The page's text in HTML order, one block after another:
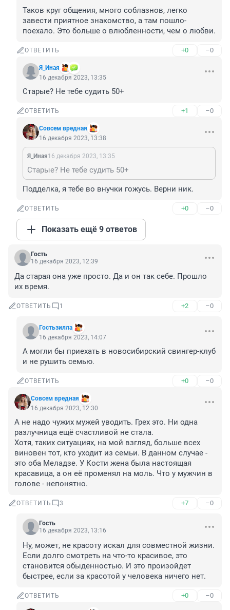
Таков круг общения, много соблазнов, легко
завести приятное знакомство, а там пошло-
поехало. Это больше о влюбленности, чем о любви.
ОТВЕТИТЬ +0 –0
Я_Иная
16 декабря 2023, 13:35
Старые? Не тебе судить 50+
ОТВЕТИТЬ +1 –0
Совсем вредная
16 декабря 2023, 13:38
Я_Иная16 декабря 2023, 13:35
Старые? Не тебе судить 50+
Подделка, я тебе во внучки гожусь. Верни ник.
ОТВЕТИТЬ +0 –0
Показать ещё 9 ответов
Гость
16 декабря 2023, 12:39
Да старая она уже просто. Да и он так себе. Прошло
их время.
ОТВЕТИТЬ 1 +2 –0
Гостьзилла
16 декабря 2023, 14:07
А могли бы приехать в новосибирский свингер-клуб
и не рушить семью.
ОТВЕТИТЬ +0 –0
Совсем вредная
16 декабря 2023, 12:30
А не надо чужих мужей уводить. Грех это. Ни одна
разлучница ещё счастливой не стала.
Хотя, таких ситуациях, на мой взгляд, больше всех
виновен тот, кто уходит из семьи. В данном случае -
это оба Меладзе. У Кости жена была настоящая
красавица, а он её променял на моль. Что у мужчин в
голове - непонятно.
ОТВЕТИТЬ 3 +7 –0
Гость
16 декабря 2023, 13:16
Ну, может, не красоту искал для совместной жизни.
Если долго смотреть на что-то красивое, это
становится обыденностью. И это произойдет
быстрее, если за красотой у человека ничего нет.
ОТВЕТИТЬ +0 –0